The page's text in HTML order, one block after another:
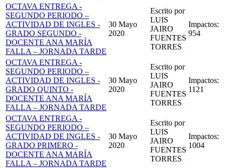
OCTAVA ENTREGA -
SEGUNDO PERIODO –
ACTIVIDAD DE INGLES -
GRADO SEGUNDO -
DOCENTE ANA MARÍA
FALLA – JORNADA TARDE
30 Mayo
2020
Escrito por
LUIS
JAIRO
FUENTES
TORRES
Impactos:
954
OCTAVA ENTREGA -
SEGUNDO PERIODO –
ACTIVIDAD DE INGLES -
GRADO QUINTO -
DOCENTE ANA MARÍA
FALLA – JORNADA TARDE
30 Mayo
2020
Escrito por
LUIS
JAIRO
FUENTES
TORRES
Impactos:
1121
OCTAVA ENTREGA -
SEGUNDO PERIODO –
ACTIVIDAD DE INGLES -
GRADO PRIMERO -
DOCENTE ANA MARÍA
FALLA – JORNADA TARDE
30 Mayo
2020
Escrito por
LUIS
JAIRO
FUENTES
TORRES
Impactos:
1004